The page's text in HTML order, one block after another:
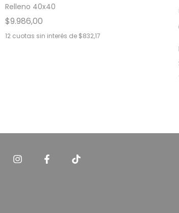
Relleno 40x40
$9.986,00
12 cuotas sin interés de $832,17